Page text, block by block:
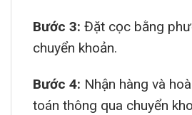
Bước 3: Đặt cọc bằng
chuyển khoản.
Bước 4: Nhận hàng và
toán thông qua chuyển